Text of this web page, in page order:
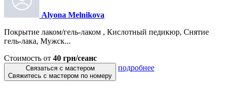
Alyona Melnikova
Покрытие лаком/гель-лаком , Кислотный педикюр, Снятие
гель-лака, Мужск...
Стоимость от 40 грн/сеанс
Связаться с мастером
Свяжитесь с мастером по номеру
подробнее